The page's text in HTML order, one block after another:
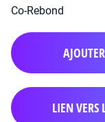
Co-Rebond
LIEN VERS